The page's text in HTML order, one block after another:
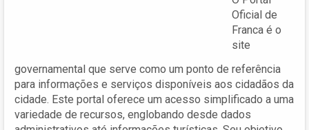
Oficial de
Franca é o
site
governamental que serve como um ponto de referência
para informações e serviços disponíveis aos cidadãos da
cidade. Este portal oferece um acesso simplificado a uma
variedade de recursos, englobando desde dados